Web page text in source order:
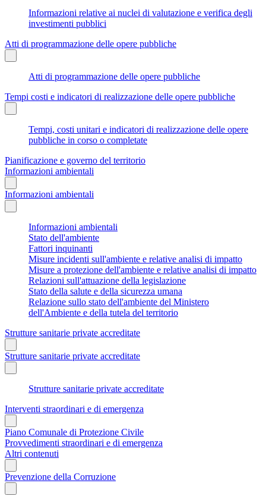
Informazioni relative ai nuclei di valutazione e verifica degli
investimenti pubblici
Atti di programmazione delle opere pubbliche
Atti di programmazione delle opere pubbliche
Tempi costi e indicatori di realizzazione delle opere pubbliche
Tempi, costi unitari e indicatori di realizzazione delle opere
pubbliche in corso o completate
Pianificazione e governo del territorio
Informazioni ambientali
Informazioni ambientali
Informazioni ambientali
Stato dell'ambiente
Fattori inquinanti
Misure incidenti sull'ambiente e relative analisi di impatto
Misure a protezione dell'ambiente e relative analisi di impatto
Relazioni sull'attuazione della legislazione
Stato della salute e della sicurezza umana
Relazione sullo stato dell'ambiente del Ministero
dell'Ambiente e della tutela del territorio
Strutture sanitarie private accreditate
Strutture sanitarie private accreditate
Strutture sanitarie private accreditate
Interventi straordinari e di emergenza
Piano Comunale di Protezione Civile
Provvedimenti straordinari e di emergenza
Altri contenuti
Prevenzione della Corruzione